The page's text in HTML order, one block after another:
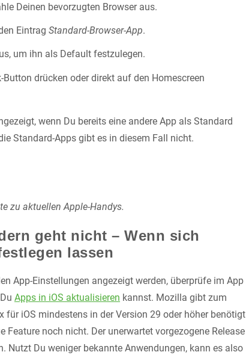
Deinen bevorzugten Browser aus.
EintragStandard-Browser-App.
um ihn als Default festzulegen.
drücken oder direkt auf den Homescreen
wenn Du bereits eine andere App als Standard
Standard-Apps gibt es in diesem Fall nicht.
zu aktuellen Apple-Handys.
geht nicht – Wenn sich
lassen
App-Einstellungen angezeigt werden, überprüfe im App
Apps in iOS aktualisieren kannst. Mozilla gibt zum
für iOS mindestens in der Version 29 oder höher benötigt
noch nicht. Der unerwartet vorgezogene Release
Nutzt Du weniger bekannte Anwendungen, kann es also